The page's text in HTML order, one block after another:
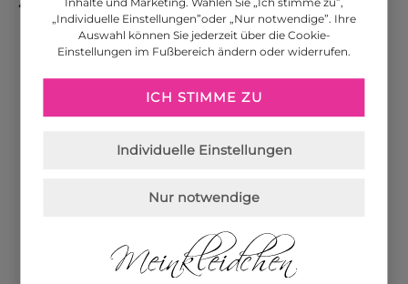
PayPal
Amazon Pay
MasterCard
„Individuelle Einstellungen”oder „Nur notwendige”. Ihre
Auswahl können Sie jederzeit über die Cookie-
Einstellungen im Fußbereich ändern oder widerrufen.
ICH STIMME ZU
Individuelle Einstellungen
Nur notwendige